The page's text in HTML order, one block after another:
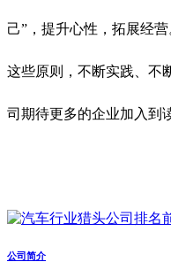
己”，提升心性，拓展经
这些原则，不断实践、不
司期待更多的企业加入到
公司简介